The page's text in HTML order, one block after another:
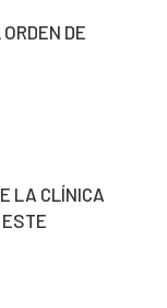
DE
LA CLÍNICA